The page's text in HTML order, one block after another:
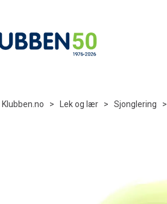
Klubben.no > Lek og lær > Sjonglering >